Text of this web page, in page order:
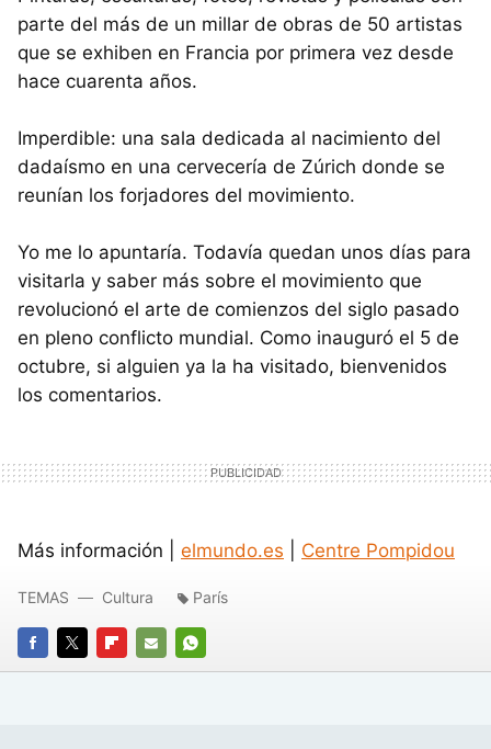
parte del más de un millar de obras de 50 artistas
que se exhiben en Francia por primera vez desde
hace cuarenta años.
Imperdible: una sala dedicada al nacimiento del
dadaísmo en una cervecería de Zúrich donde se
reunían los forjadores del movimiento.
Yo me lo apuntaría. Todavía quedan unos días para
visitarla y saber más sobre el movimiento que
revolucionó el arte de comienzos del siglo pasado
en pleno conflicto mundial. Como inauguró el 5 de
octubre, si alguien ya la ha visitado, bienvenidos
los comentarios.
Más información | elmundo.es Centre Pompidou
FACEBOOK
TWITTERFLIPBOARD
E-
WHATSAPP
TEMAS Cultura París